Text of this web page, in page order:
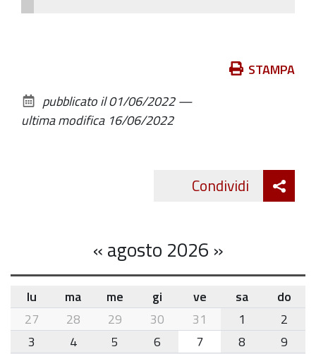
documento
STAMPA
pubblicato il01/06/2022—
ultima modifica 16/06/2022
Condividi
«agosto 2026 »
month-
8
lu ma me gi ve sa
do
27
28 29 30 31 1
2
3
4 5 6 7 8
9